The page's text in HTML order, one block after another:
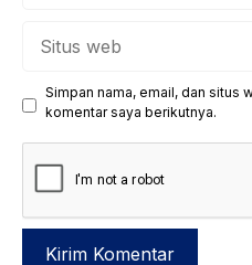
web
Simpan nama, email, dan situs
komentar saya berikutnya.